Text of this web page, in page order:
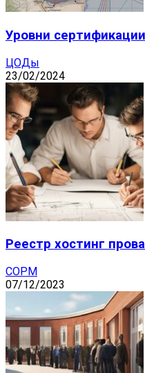
Уровни
ЦОДы
23/02/2024
Реестр хостинг
СОРМ
07/12/2023